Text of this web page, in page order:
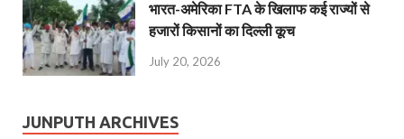
भारत-अमेरिका FTA के खिलाफ कई राज्यों से
हजारों किसानों का दिल्ली कूच
July 20, 2026
JUNPUTH ARCHIVES